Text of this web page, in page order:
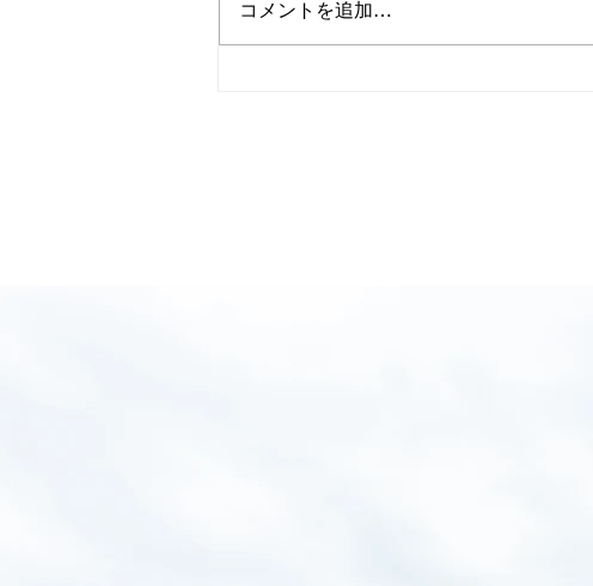
🎂誕生日会発表🎵
コメントを追加…